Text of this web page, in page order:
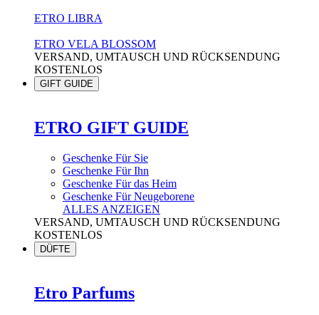
ETRO LIBRA
ETRO VELA BLOSSOM
VERSAND, UMTAUSCH UND RÜCKSENDUNG
KOSTENLOS
GIFT GUIDE
ETRO GIFT GUIDE
Geschenke Für Sie
Geschenke Für Ihn
Geschenke Für das Heim
Geschenke Für Neugeborene
ALLES ANZEIGEN
VERSAND, UMTAUSCH UND RÜCKSENDUNG
KOSTENLOS
DÜFTE
Etro Parfums